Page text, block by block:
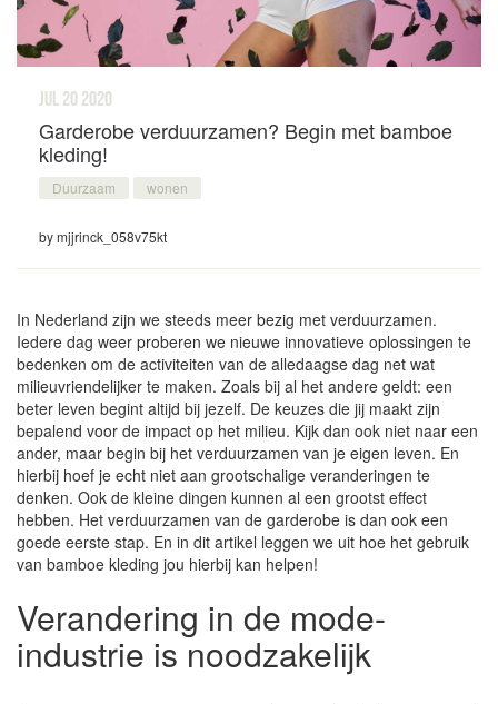
jul 20 2020
Garderobe verduurzamen? Begin met bamboe
kleding!
Duurzaam wonen
by mjjrinck_058v75kt
In Nederland zijn we steeds meer bezig met verduurzamen.
Iedere dag weer proberen we nieuwe innovatieve oplossingen te
bedenken om de activiteiten van de alledaagse dag net wat
milieuvriendelijker te maken. Zoals bij al het andere geldt: een
beter leven begint altijd bij jezelf. De keuzes die jij maakt zijn
bepalend voor de impact op het milieu. Kijk dan ook niet naar een
ander, maar begin bij het verduurzamen van je eigen leven. En
hierbij hoef je echt niet aan grootschalige veranderingen te
denken. Ook de kleine dingen kunnen al een grootst effect
hebben. Het verduurzamen van de garderobe is dan ook een
goede eerste stap. En in dit artikel leggen we uit hoe het gebruik
van bamboe kleding jou hierbij kan helpen!
Verandering in de mode-
industrie is noodzakelijk